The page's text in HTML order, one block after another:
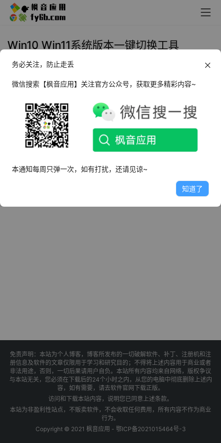
Win10 Win11系统版本一键切换工具
Windows OSSQ Win10 Win11系统
版本一键切换_v7.0 绿色便携版
2024年9月19日
免责声明：本站为个人博客，博客所发布的一切破解软件、补丁、注册机和注
册信息及软件的文章仅限用于学习和研究目的；不得将上述内容用于商业或者
非法用途，否则，一切后果请用户自负。本站所有内容均来自网络，版权争议
与本站无关，您必须在下载后的24个小时之内，从您的电脑中彻底删除上述内
容，如有需要，请去软件官网下载正版。
访问和下载本站内容，说明您已同意上述条款。
本站为非盈利性站点，不贩卖软件，不会收取任何费用，所有内容不作为商业
行为。
Copyright © 2021 枫音应用 - 鄂ICP备2021015464号-3
务必关注，防止走丢
微信搜索【枫音应用】关注官方公众号，获取更多精彩内容~
本通知每周只弹一次，如有打扰，还请见谅~
知道了